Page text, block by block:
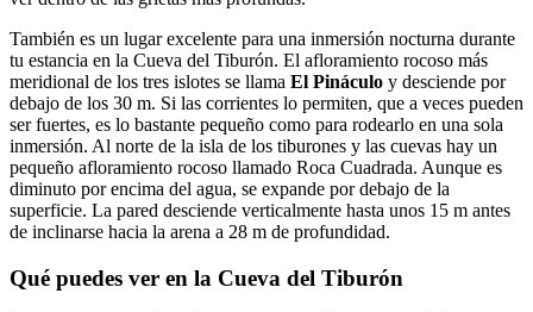
También es un lugar excelente para una inmersión nocturna durante
tu estancia en la Cueva del Tiburón. El afloramiento rocoso más
meridional de los tres islotes se llama El Pináculo y desciende por
debajo de los 30 m. Si las corrientes lo permiten, que a veces pueden
ser fuertes, es lo bastante pequeño como para rodearlo en una sola
inmersión. Al norte de la isla de los tiburones y las cuevas hay un
pequeño afloramiento rocoso llamado Roca Cuadrada. Aunque es
diminuto por encima del agua, se expande por debajo de la
superficie. La pared desciende verticalmente hasta unos 15 m antes
de inclinarse hacia la arena a 28 m de profundidad.
Qué puedes ver en la Cueva del Tiburón